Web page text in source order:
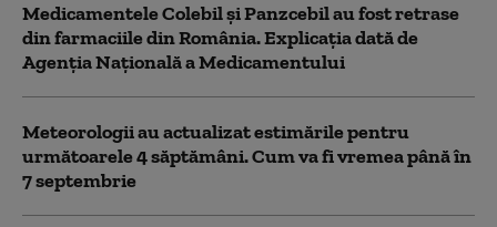
Medicamentele Colebil și Panzcebil au fost retrase
din farmaciile din România. Explicația dată de
Agenția Națională a Medicamentului
Meteorologii au actualizat estimările pentru
următoarele 4 săptămâni. Cum va fi vremea până în
7 septembrie